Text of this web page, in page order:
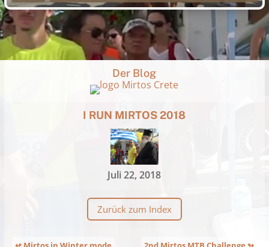
Der Blog
I RUN MIRTOS 2018
Juli 22, 2018
Zurück zum Index